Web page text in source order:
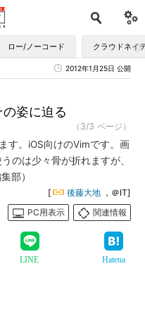
ロー/ノーコード クラウドネイ
2012年1月25日 公開
姿に迫る
（3/3 ページ）
す。iOS向けのVimです。画
のは少々骨が折れますが、
部）
[ 後藤大地 ，＠IT]
PC用表示
関連情報
LINE Hatena